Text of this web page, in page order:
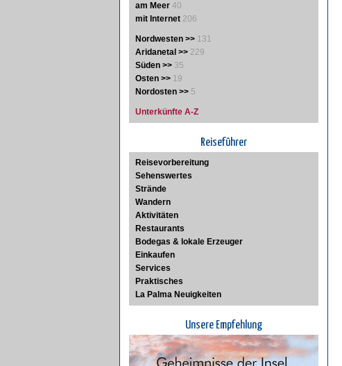
am Meer 40
mit Internet 206
Nordwesten >> 131
Aridanetal >> 229
Süden >> 35
Osten >> 19
Nordosten >> 5
Unterkünfte A-Z
Reiseführer
Reisevorbereitung
Sehenswertes
Strände
Wandern
Aktivitäten
Restaurants
Bodegas & lokale Erzeuger
Einkaufen
Services
Praktisches
La Palma Neuigkeiten
Unsere Empfehlung